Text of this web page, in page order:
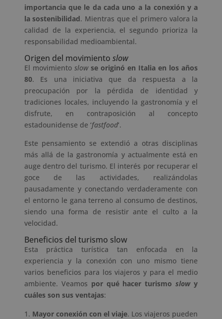
importancia que le da cada uno a la conexión y a
la sostenibilidad. Mientras que el primero valora la
calidad de la experiencia, el segundo prioriza la
responsabilidad medioambiental.
Origen del movimiento slow
El movimiento slow se originó en Italia en los años
80. Es una iniciativa que da respuesta a la
preocupación por la pérdida de identidad y
tradiciones locales, incluyendo la gastronomía y el
disfrute, en contraposición al concepto
estadounidense de ‘fastfood‘.
Este pensamiento se extendió a otras disciplinas
más allá de la gastronomía y actualmente está en
auge dentro del turismo. El interés por recuperar el
goce de las actividades, realizándolas
pausadamente y conectando verdaderamente con
el entorno le gana terreno al consumo de destinos,
siendo una forma de resistir ante el culto a la
velocidad.
Beneficios del turismo slow
Esta práctica turística tan enfocada en la
experiencia y la conexión con uno mismo tiene
varios beneficios para los viajeros y para el medio
ambiente. Veamos por qué hacer turismoslowy
cuáles son sus ventajas:
Mayor conexión con el viaje. Los viajeros pueden